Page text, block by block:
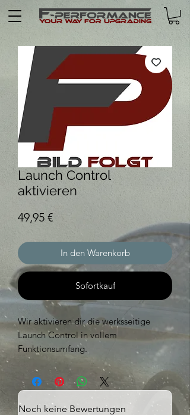
Launch Control
aktivieren
49,95 €Preis
In den Warenkorb
Sofortkauf
Wir aktivieren dir die werksseitige
Launch Control in vollem
Funktionsumfang.
Noch keine Bewertungen